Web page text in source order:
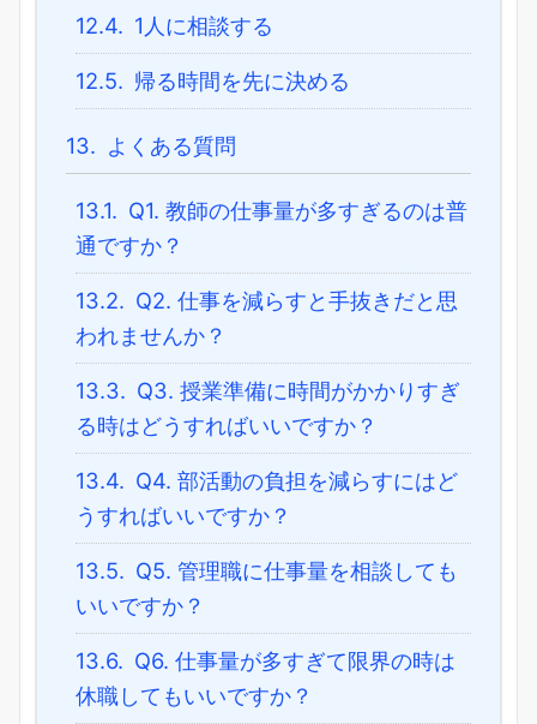
12.4. 1人に相談する
12.5. 帰る時間を先に決める
13. よくある質問
13.1. Q1. 教師の仕事量が多すぎるのは普
通ですか？
13.2. Q2. 仕事を減らすと手抜きだと思
われませんか？
13.3. Q3. 授業準備に時間がかかりすぎ
る時はどうすればいいですか？
13.4. Q4. 部活動の負担を減らすにはど
うすればいいですか？
13.5. Q5. 管理職に仕事量を相談しても
いいですか？
13.6. Q6. 仕事量が多すぎて限界の時は
休職してもいいですか？